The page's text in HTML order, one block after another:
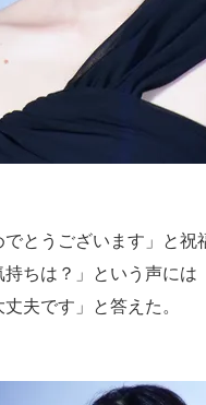
とうございます」と
ちは？」という声には
夫です」と答えた。